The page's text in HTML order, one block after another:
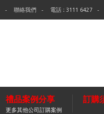
聯絡我們 電話 : 3111 6427
禮品案例分享
更多其他公司訂購案例
訂購